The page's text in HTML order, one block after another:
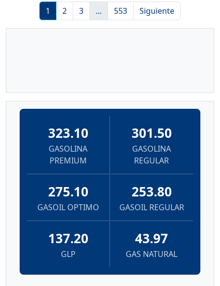
1 2 3 ... 553 Siguiente
323.10
GASOLINA
PREMIUM
301.50
GASOLINA
REGULAR
275.10
GASOIL OPTIMO
253.80
GASOIL REGULAR
137.20
GLP
43.97
GAS NATURAL